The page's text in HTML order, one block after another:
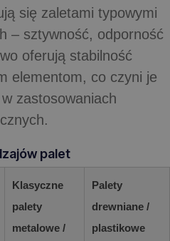
się zaletami typowymi
– sztywność, odporność
oferują stabilność
elementom, co czyni je
zastosowaniach
palet
Klasyczne
palety
metalowe /
Palety
drewniane /
plastikowe